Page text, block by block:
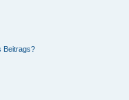
Beitrags?